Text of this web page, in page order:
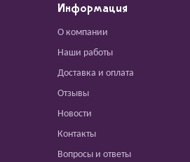
Информация
О компании
Наши работы
Доставка и оплата
Отзывы
Новости
Контакты
Вопросы и ответы